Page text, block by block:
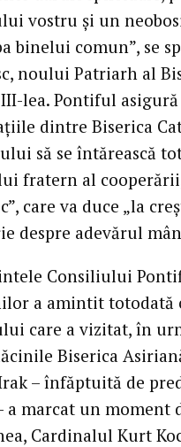
vostru și un
binelui comun”, se
noului Patriarh al
lea. Pontiful
dintre Biserica
să se întărească
fratern al
care va duce „la
despre adevărul
Consiliului
a amintit totodată
care a vizitat, în
Biserica
– înfăptuită de
a marcat un moment
Cardinalul Kurt